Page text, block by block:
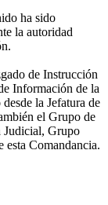
ha sido
la autoridad
de Instrucción
Información de la
la Jefatura de
el Grupo de
Grupo
Comandancia.